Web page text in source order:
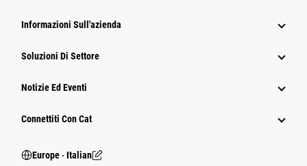
Informazioni Sull'azienda
Soluzioni Di Settore
Notizie Ed Eventi
Connettiti Con Cat
Europe ‧ Italian